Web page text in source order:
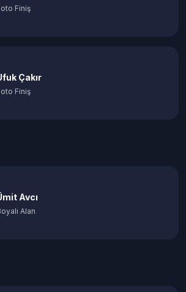
Finiş
Çakır
Finiş
Avcı
Alan